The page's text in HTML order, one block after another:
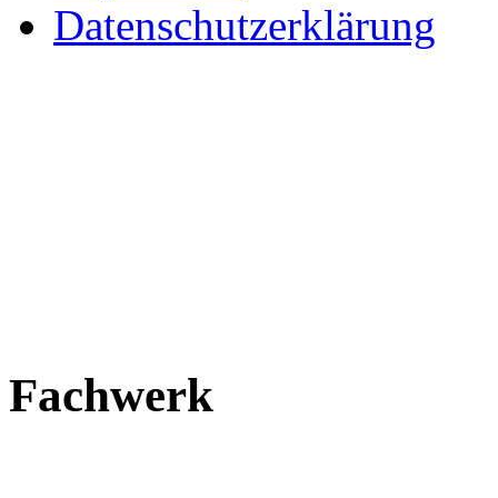
Datenschutzerklärung
Fachwerk